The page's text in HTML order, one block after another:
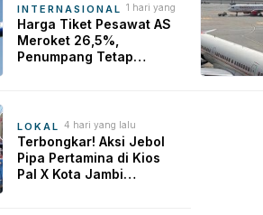
INTERNASIONAL 1 hari yang
lalu
Harga Tiket Pesawat AS
Meroket 26,5%,
Penumpang Tetap
LOKAL 4 hari yang lalu
Terbongkar! Aksi Jebol
Pipa Pertamina di Kios
Pal X Kota Jambi